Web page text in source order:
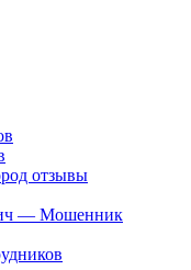
отзывы
— Мошенник